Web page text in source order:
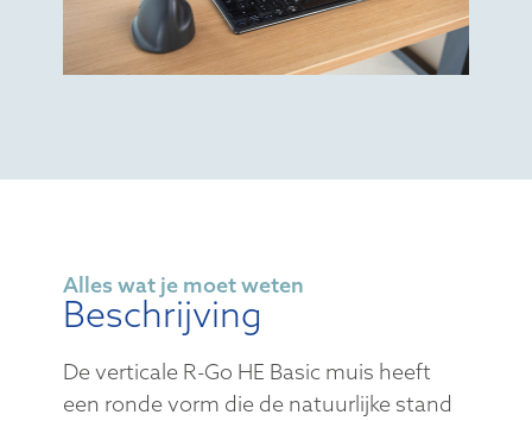
Alles wat je moet weten
Beschrijving
De verticale R-Go HE Basic muis heeft
een ronde vorm die de natuurlijke stand